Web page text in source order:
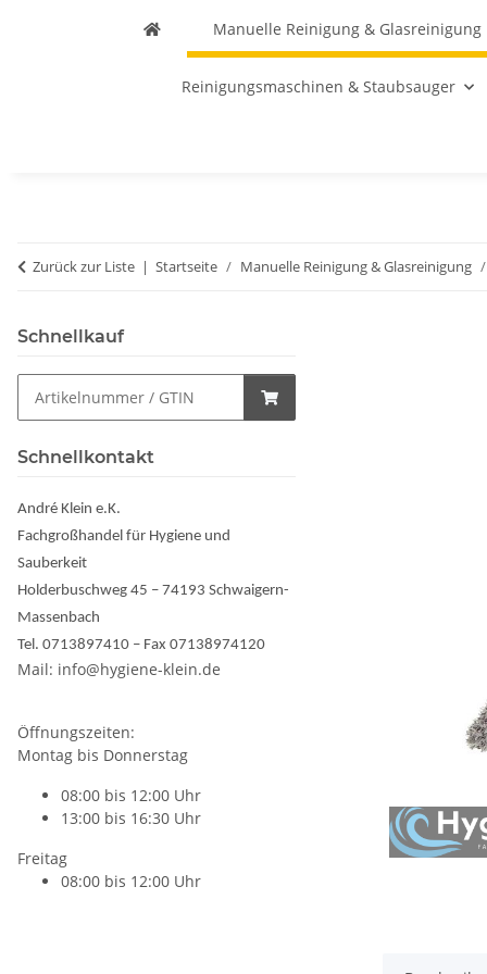
Manuelle Reinigung & Glasreinigung
Reinigungsmaschinen & Staubsauger
Zurück zur Liste Startseite Manuelle Reinigung & Glasreinigung
Schnellkauf
Schnellkontakt
André Klein e.K.
Fachgroßhandel für Hygiene und
Sauberkeit
Holderbuschweg 45 – 74193 Schwaigern-
Massenbach
Tel. 0713897410 – Fax 07138974120
Mail: info@hygiene-klein.de
Öffnungszeiten:
Montag bis Donnerstag
08:00 bis 12:00 Uhr
13:00 bis 16:30 Uhr
Freitag
08:00 bis 12:00 Uhr